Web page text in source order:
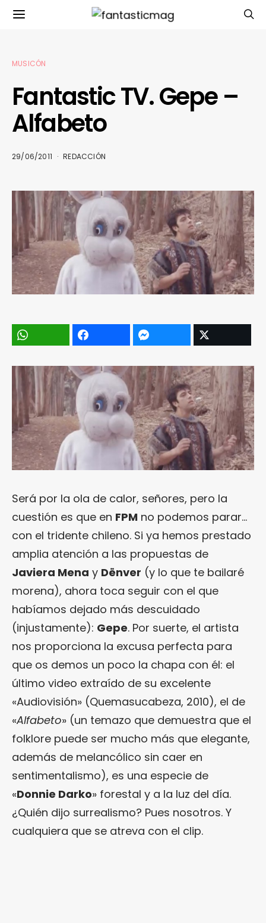
MUSICÓN
Fantastic TV. Gepe –
Alfabeto
29/06/2011 REDACCIÓN
Será por la ola de calor, señores, pero la
cuestión es que en FPM no podemos parar…
con el tridente chileno. Si ya hemos prestado
amplia atención a las propuestas de
Javiera Mena y Dënver (y lo que te bailaré
morena), ahora toca seguir con el que
habíamos dejado más descuidado
(injustamente): Gepe. Por suerte, el artista
nos proporciona la excusa perfecta para
que os demos un poco la chapa con él: el
último video extraído de su excelente
«Audiovisión» (Quemasucabeza, 2010), el de
«Alfabeto» (un temazo que demuestra que el
folklore puede ser mucho más que elegante,
además de melancólico sin caer en
sentimentalismo), es una especie de
«Donnie Darko» forestal y a la luz del día.
¿Quién dijo surrealismo? Pues nosotros. Y
cualquiera que se atreva con el clip.